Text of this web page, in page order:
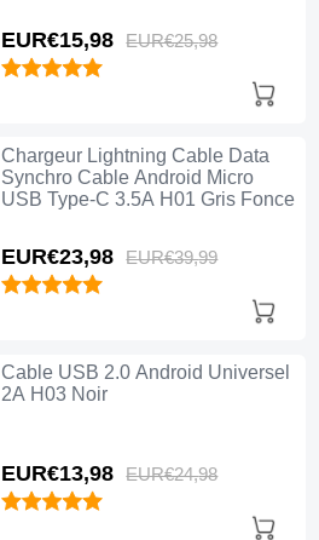
EUR€15,98 EUR€25,98
Chargeur Lightning Cable Data
Synchro Cable Android Micro
USB Type-C 3.5A H01 Gris Fonce
EUR€23,98 EUR€39,99
Cable USB 2.0 Android Universel
2A H03 Noir
EUR€13,98 EUR€24,98